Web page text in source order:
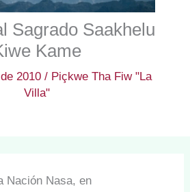
Sagrado Saakhelu
Kame
2010 / Piçkwe Tha Fiw "La
Villa"
Nación Nasa, en